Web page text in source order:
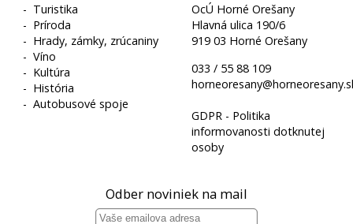
- Turistika
- Príroda
- Hrady, zámky, zrúcaniny
-Víno
- Kultúra
- História
-Autobusové spoje
OcÚ Horné Orešany
Hlavná ulica 190/6
919 03 Horné Orešany
033 / 55 88 109
GDPR - Politika
informovanosti dotknutej
osoby
Odber noviniek na mail